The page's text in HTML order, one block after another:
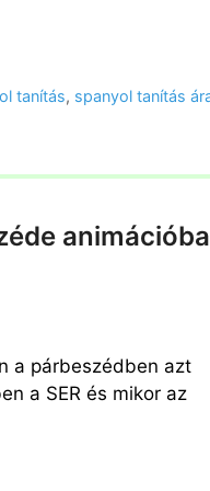
tanítás, spanyol tanítás
a párbeszédben azt
a SER és mikor az